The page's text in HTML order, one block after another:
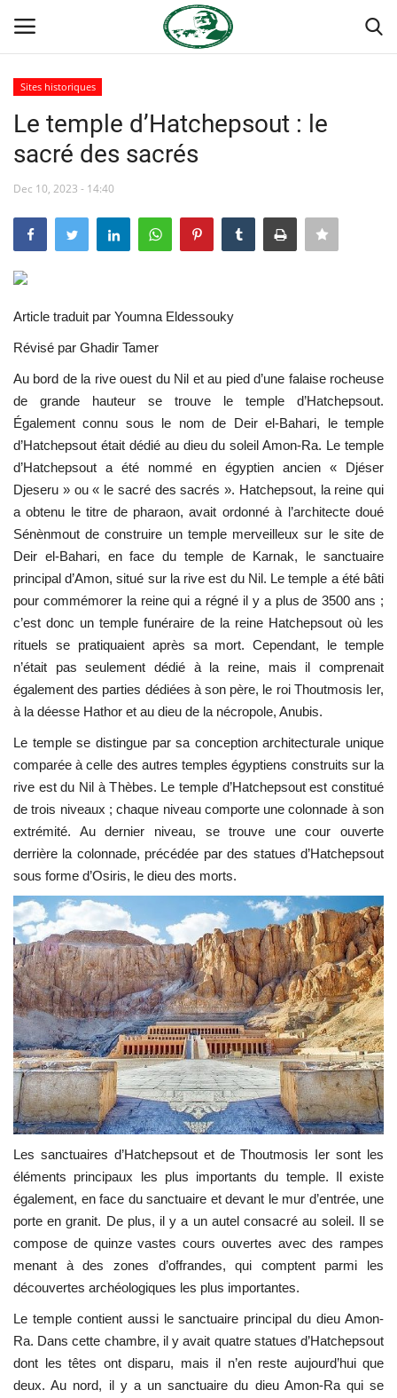
Accueil
Contact
Héritage de Gamal Abdel Nasser
Les auspices
L'Égypte
Mouvement de la jeunesse de
Nasser
La Bourse Nasser pour le leadership
international
Actualités
Équipe de travail
Les pionniers
Le citoyen mondial
Documents
L'exposition
Références
Gallery
Nos Partenaires
opportunités
Language
English Swahili español
French Arabic
Sites historiques
Le temple d’Hatchepsout : le
sacré des sacrés
Dec 10, 2023 - 14:40
Article traduit par Youmna Eldessouky
Révisé par Ghadir Tamer
Au bord de la rive ouest du Nil et au pied d’une falaise rocheuse
de grande hauteur se trouve le temple d’Hatchepsout.
Également connu sous le nom de Deir el-Bahari, le temple
d’Hatchepsout était dédié au dieu du soleil Amon-Ra. Le temple
d’Hatchepsout a été nommé en égyptien ancien « Djéser
Djeseru » ou « le sacré des sacrés ». Hatchepsout, la reine qui
a obtenu le titre de pharaon, avait ordonné à l’architecte doué
Sénènmout de construire un temple merveilleux sur le site de
Deir el-Bahari, en face du temple de Karnak, le sanctuaire
principal d’Amon, situé sur la rive est du Nil. Le temple a été bâti
pour commémorer la reine qui a régné il y a plus de 3500 ans ;
c’est donc un temple funéraire de la reine Hatchepsout où les
rituels se pratiquaient après sa mort. Cependant, le temple
n’était pas seulement dédié à la reine, mais il comprenait
également des parties dédiées à son père, le roi Thoutmosis Ier,
à la déesse Hathor et au dieu de la nécropole, Anubis.
Le temple se distingue par sa conception architecturale unique
comparée à celle des autres temples égyptiens construits sur la
rive est du Nil à Thèbes. Le temple d’Hatchepsout est constitué
de trois niveaux ; chaque niveau comporte une colonnade à son
extrémité. Au dernier niveau, se trouve une cour ouverte
derrière la colonnade, précédée par des statues d’Hatchepsout
sous forme d’Osiris, le dieu des morts.
Les sanctuaires d’Hatchepsout et de Thoutmosis Ier sont les
éléments principaux les plus importants du temple. Il existe
également, en face du sanctuaire et devant le mur d’entrée, une
porte en granit. De plus, il y a un autel consacré au soleil. Il se
compose de quinze vastes cours ouvertes avec des rampes
menant à des zones d’offrandes, qui comptent parmi les
découvertes archéologiques les plus importantes.
Le temple contient aussi le sanctuaire principal du dieu Amon-
Ra. Dans cette chambre, il y avait quatre statues d’Hatchepsout
dont les têtes ont disparu, mais il n’en reste aujourd’hui que
deux. Au nord, il y a un sanctuaire du dieu Amon-Ra qui se